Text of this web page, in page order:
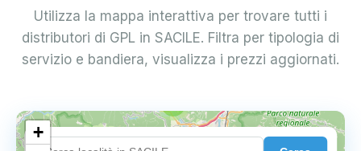
Utilizza la mappa interattiva per trovare tutti i
distributori di GPL in SACILE. Filtra per tipologia di
servizio e bandiera, visualizza i prezzi aggiornati.
+